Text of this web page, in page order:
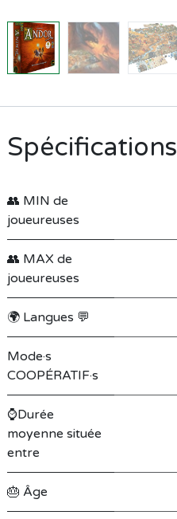
Spécifications
👥 MIN de
joueureuses
👥 MAX de
joueureuses
🌍 Langues 💬
Mode·s
COOPÉRATIF·s
⌚Durée
moyenne située
entre
🎂 Âge